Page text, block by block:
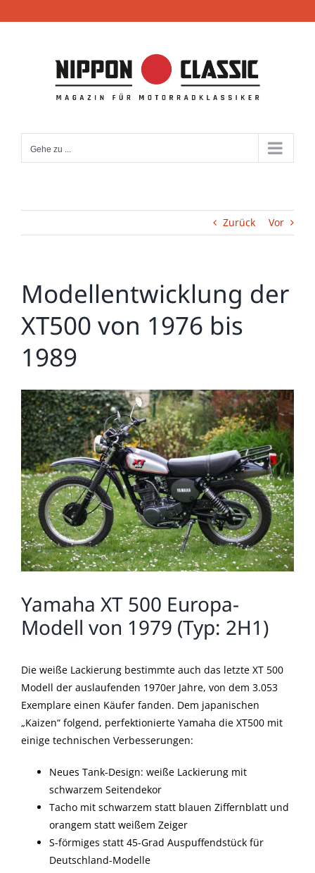
Inhalt
Gehe zu ...
Zurück Vor
Modellentwicklung der
XT500 von 1976 bis
1989
Zeige
grösseres
Bild
Yamaha XT 500 Europa-
Modell von 1979 (Typ: 2H1)
Die weiße Lackierung bestimmte auch das letzte XT 500
Modell der auslaufenden 1970er Jahre, von dem 3.053
Exemplare einen Käufer fanden. Dem japanischen
„Kaizen“ folgend, perfektionierte Yamaha die XT500 mit
einige technischen Verbesserungen:
Neues Tank-Design: weiße Lackierung mit
schwarzem Seitendekor
Tacho mit schwarzem statt blauen Ziffernblatt und
orangem statt weißem Zeiger
S-förmiges statt 45-Grad Auspuffendstück für
Deutschland-Modelle